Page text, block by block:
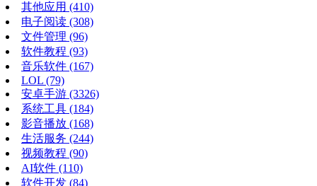
其他应用 (410)
电子阅读 (308)
文件管理 (96)
软件教程 (93)
音乐软件 (167)
LOL (79)
安卓手游 (3326)
系统工具 (184)
影音播放 (168)
生活服务 (244)
视频教程 (90)
AI软件 (110)
软件开发 (84)